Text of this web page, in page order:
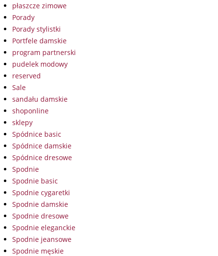
płaszcze zimowe
Porady
Porady stylistki
Portfele damskie
program partnerski
pudelek modowy
reserved
Sale
sandału damskie
shoponline
sklepy
Spódnice basic
Spódnice damskie
Spódnice dresowe
Spodnie
Spodnie basic
Spodnie cygaretki
Spodnie damskie
Spodnie dresowe
Spodnie eleganckie
Spodnie jeansowe
Spodnie męskie